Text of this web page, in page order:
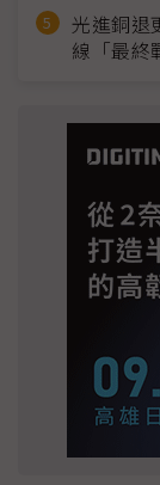
光進銅退
線「最終